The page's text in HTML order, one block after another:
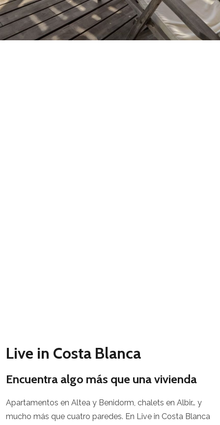
Live in Costa Blanca
Encuentra algo más que una vivienda
Apartamentos en Altea y Benidorm, chalets en Albir… y
mucho más que cuatro paredes. En Live in Costa Blanca